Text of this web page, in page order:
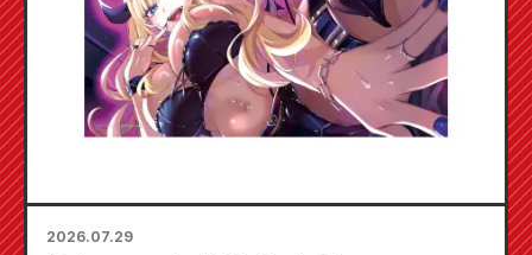
2026.07.29